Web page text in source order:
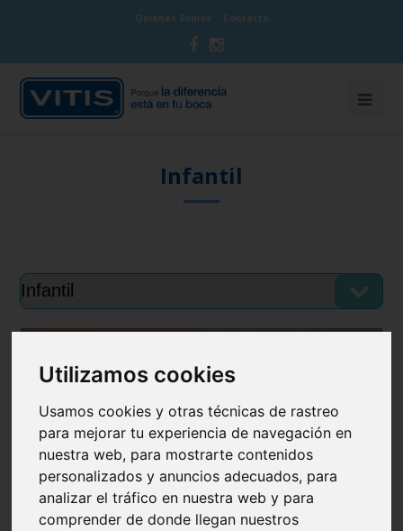
Utilizamos cookies
Usamos cookies y otras técnicas de rastreo
para mejorar tu experiencia de navegación en
nuestra web, para mostrarte contenidos
personalizados y anuncios adecuados, para
analizar el tráfico en nuestra web y para
comprender de donde llegan nuestros
Quiénes Somos Contacto
Infantil